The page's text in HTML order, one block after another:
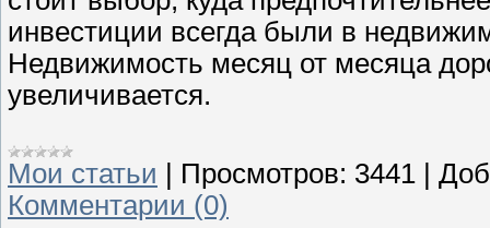
инвестиции всегда были в
Недвижимость месяц от месяца
увеличивается.
Мои статьи Просмотров: 3441
Комментарии (0)